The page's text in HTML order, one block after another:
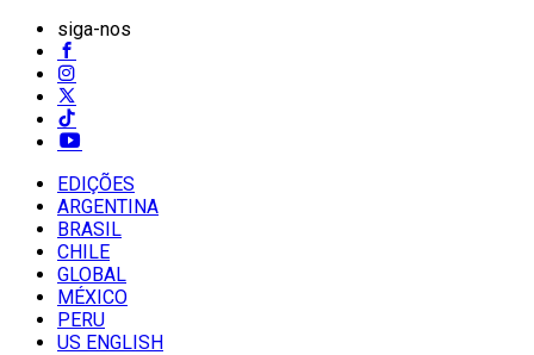
siga-nos
EDIÇÕES
ARGENTINA
BRASIL
CHILE
GLOBAL
MÉXICO
PERU
US ENGLISH